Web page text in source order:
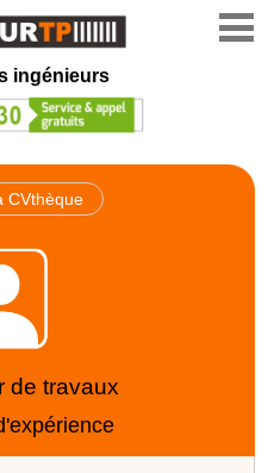
ingénieurs
CVthèque
de travaux